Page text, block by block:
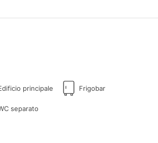
principale Frigobar
separato